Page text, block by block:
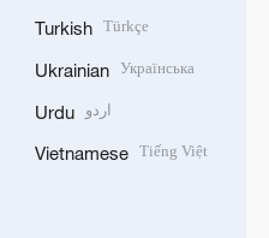
Turkish Türkçe
Ukrainian Українська
Urdu اردو
Vietnamese Tiếng Việt